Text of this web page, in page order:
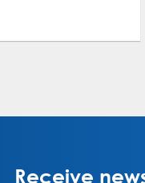
Receive